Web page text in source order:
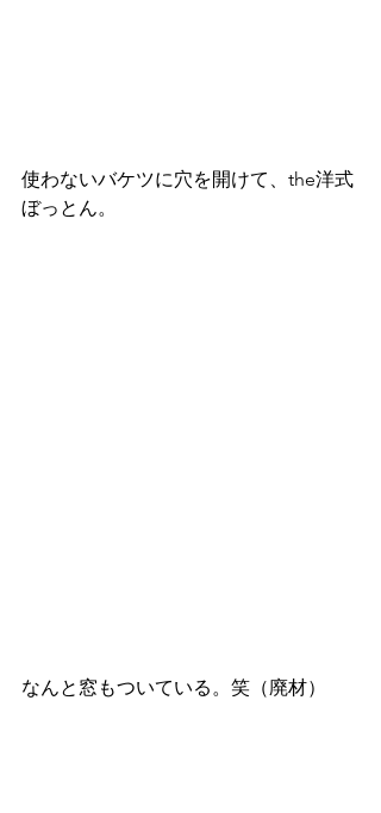
使わないバケツに穴を開けて、the洋式
ぼっとん。
なんと窓もついている。笑（廃材）